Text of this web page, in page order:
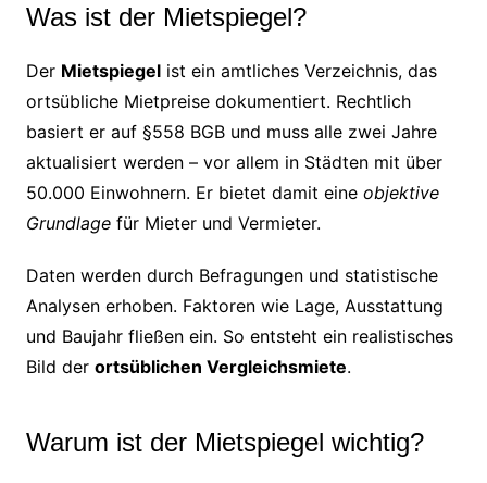
Was ist der Mietspiegel?
Der Mietspiegelist ein amtliches Verzeichnis, das
ortsübliche Mietpreise dokumentiert. Rechtlich
basiert er auf §558 BGB und muss alle zwei Jahre
aktualisiert werden – vor allem in Städten mit über
50.000 Einwohnern. Er bietet damit eine objektive
Grundlagefür Mieter und Vermieter.
Daten werden durch Befragungen und statistische
Analysen erhoben. Faktoren wie Lage, Ausstattung
und Baujahr fließen ein. So entsteht ein realistisches
Bild der ortsüblichen Vergleichsmiete.
Warum ist der Mietspiegel wichtig?